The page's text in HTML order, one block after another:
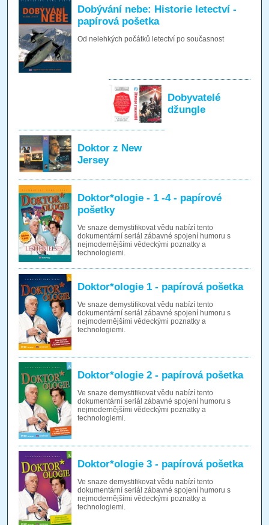
Dobývání nebe: Historie letectví -
papírová pošetka
Od nelehkých počátků letectví po současnost
Dobyvatelé
džungle
Doktor z New
Jersey
Doktor*ologie - 1 -4 - papírové
pošetky
Ve snaze demystifikovat vědu nabízí tento
dokumentární seriál zábavné spojení humoru s
nejmodernějšími vědeckými poznatky a
technologiemi.
Doktor*ologie 1 - papírová pošetka
Ve snaze demystifikovat vědu nabízí tento
dokumentární seriál zábavné spojení humoru s
nejmodernějšími vědeckými poznatky a
technologiemi.
Doktor*ologie 2 - papírová pošetka
Ve snaze demystifikovat vědu nabízí tento
dokumentární seriál zábavné spojení humoru s
nejmodernějšími vědeckými poznatky a
technologiemi.
Doktor*ologie 3 - papírová pošetka
Ve snaze demystifikovat vědu nabízí tento
dokumentární seriál zábavné spojení humoru s
nejmodernějšími vědeckými poznatky a
technologiemi.